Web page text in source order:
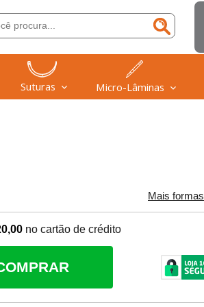
Suturas Micro-Lâminas
Mais
no cartão de crédito